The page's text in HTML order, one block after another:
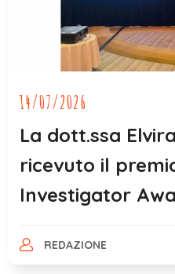
14/07/2026
La dott.ssa
ricevuto il
Investigator
REDAZIONE